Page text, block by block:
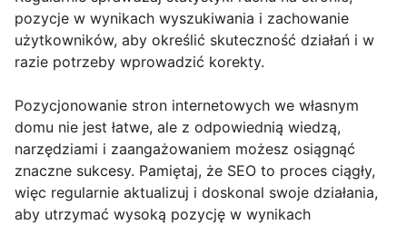
pozycje w wynikach wyszukiwania i zachowanie
użytkowników, aby określić skuteczność działań i w
razie potrzeby wprowadzić korekty.
Pozycjonowanie stron internetowych we własnym
domu nie jest łatwe, ale z odpowiednią wiedzą,
narzędziami i zaangażowaniem możesz osiągnąć
znaczne sukcesy. Pamiętaj, że SEO to proces ciągły,
więc regularnie aktualizuj i doskonal swoje działania,
aby utrzymać wysoką pozycję w wynikach